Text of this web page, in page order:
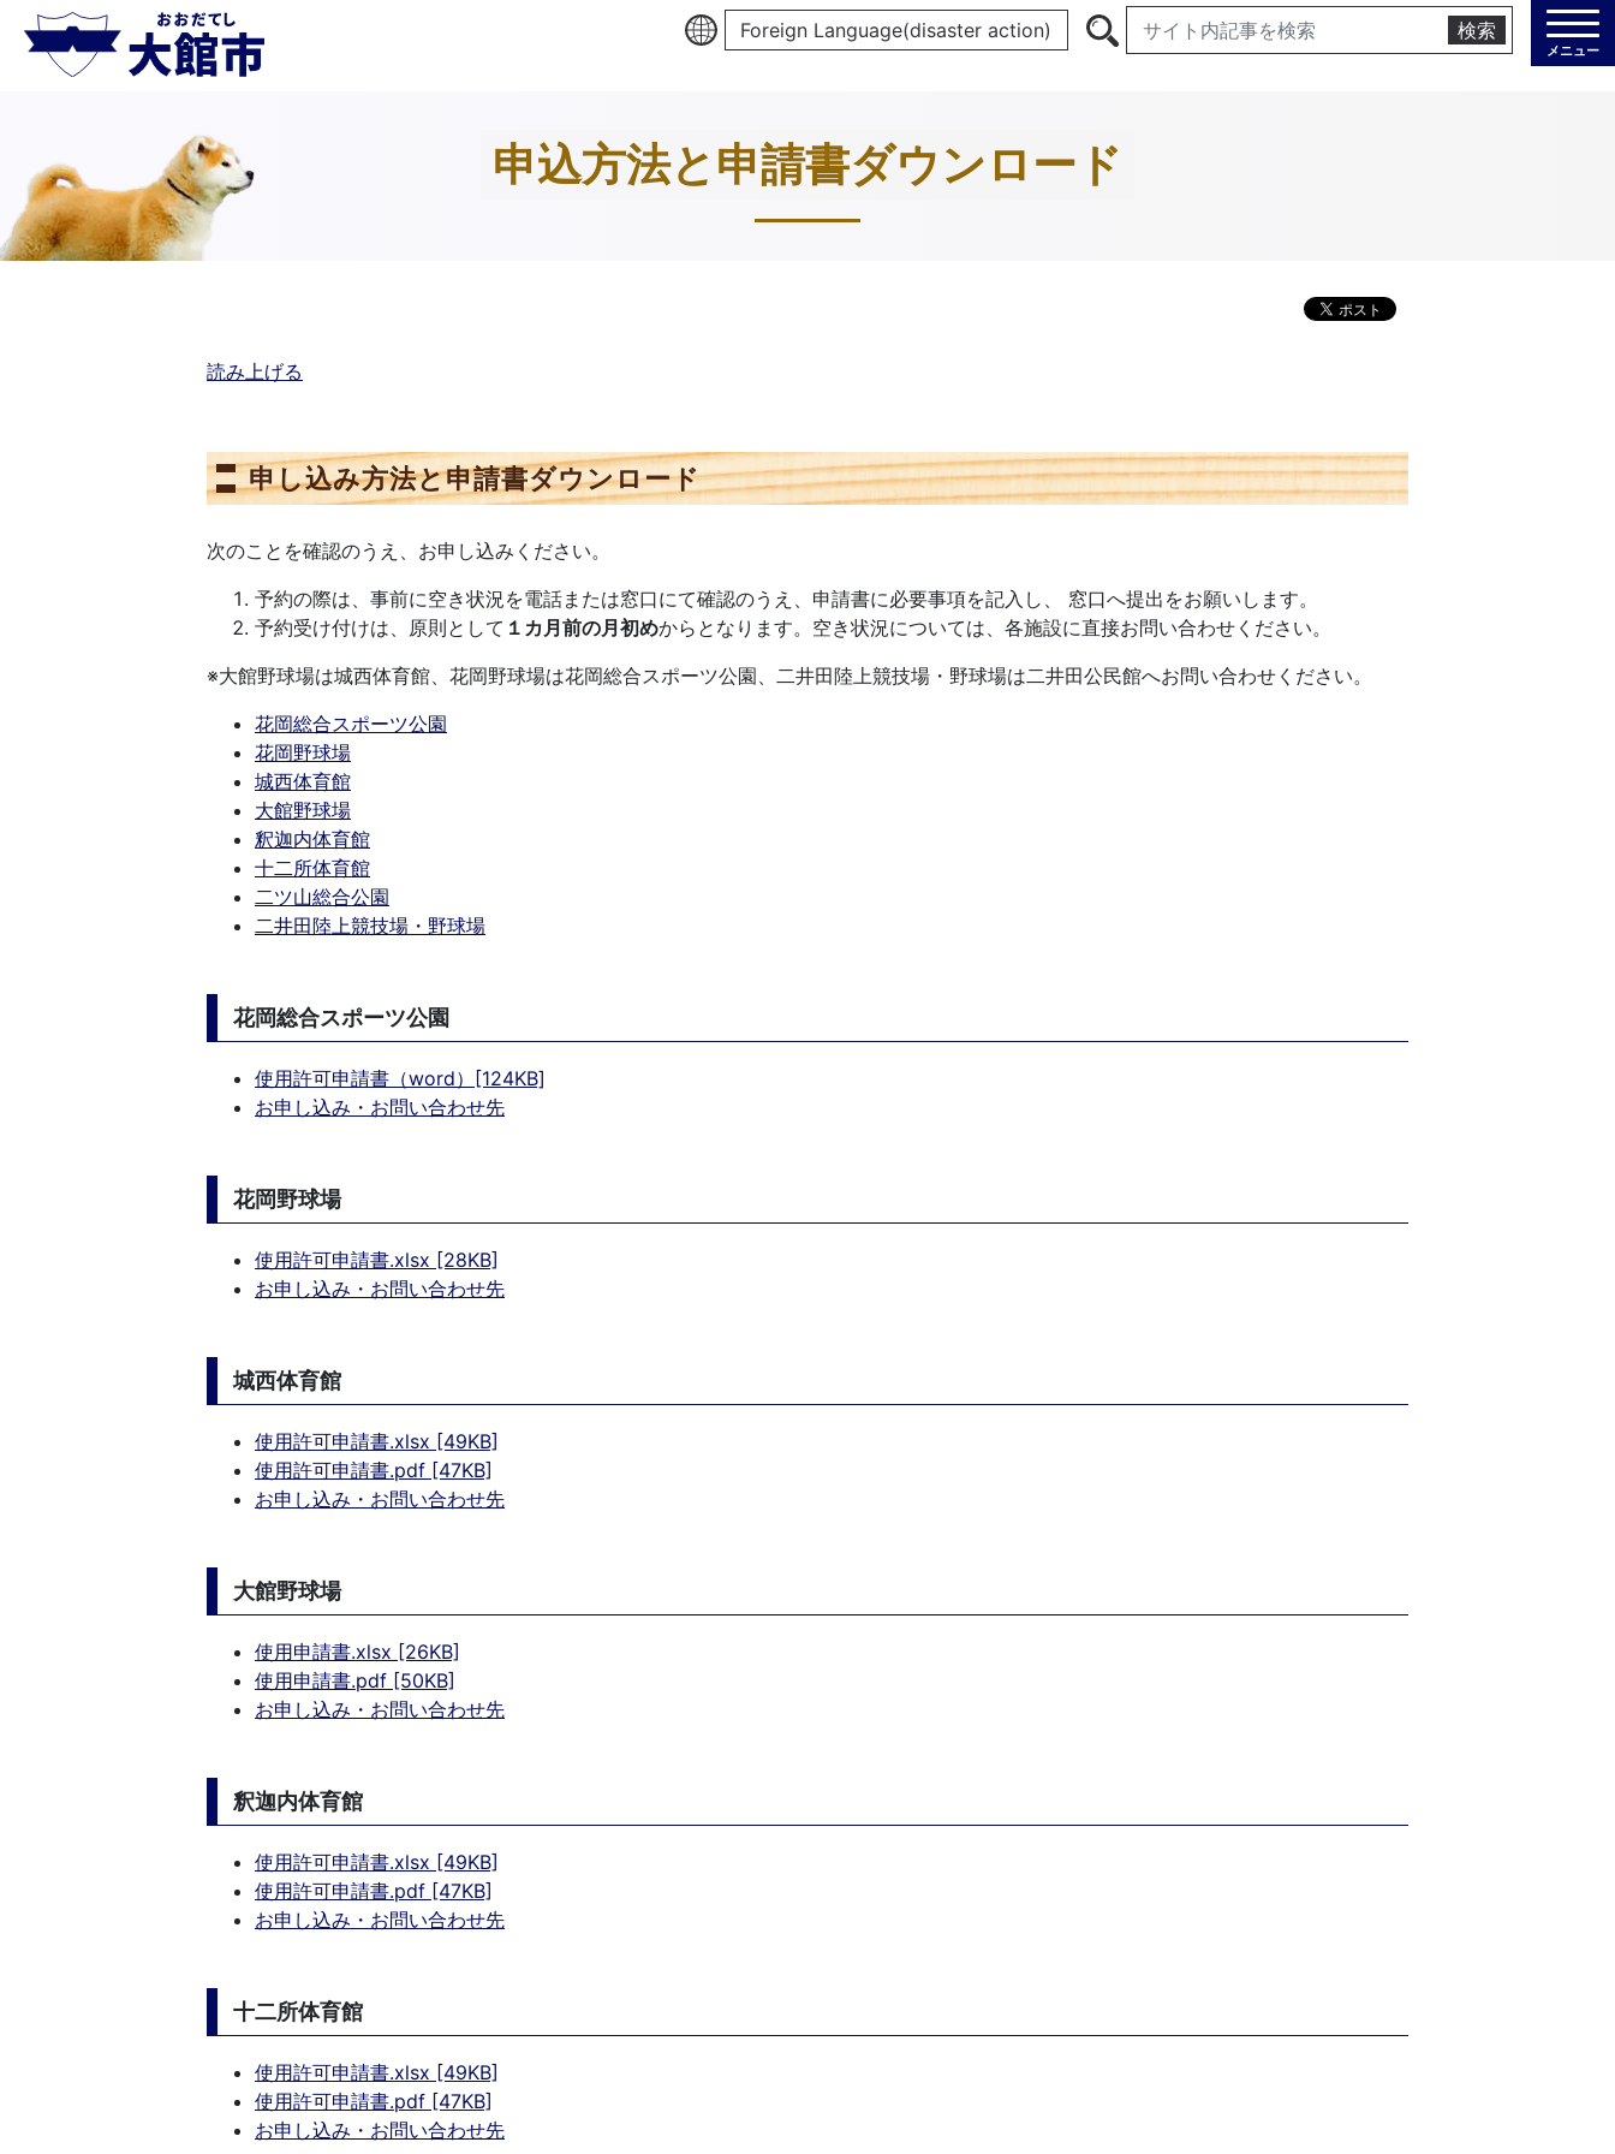
Foreign Language(disaster action) 検索
メニュー
申込方法と申請書ダウンロード
読み上げる
申し込み方法と申請書ダウンロード
次のことを確認のうえ、お申し込みください。
予約の際は、事前に空き状況を電話または窓口にて確認のうえ、申請書に必要事項を記入し、 窓口へ提出をお願いします。
予約受け付けは、原則として １カ月前の月初めからとなります。空き状況については、各施設に直接お問い合わせください。
※大館野球場は城西体育館、花岡野球場は花岡総合スポーツ公園、二井田陸上競技場・野球場は二井田公民館へお問い合わせください。
花岡総合スポーツ公園
花岡野球場
城西体育館
大館野球場
釈迦内体育館
十二所体育館
二ツ山総合公園
二井田陸上競技場・野球場
花岡総合スポーツ公園
使用許可申請書（word）[124KB]
お申し込み・お問い合わせ先
花岡野球場
使用許可申請書.xlsx [28KB]
お申し込み・お問い合わせ先
城西体育館
使用許可申請書.xlsx [49KB]
使用許可申請書.pdf [47KB]
お申し込み・お問い合わせ先
大館野球場
使用申請書.xlsx [26KB]
使用申請書.pdf [50KB]
お申し込み・お問い合わせ先
釈迦内体育館
使用許可申請書.xlsx [49KB]
使用許可申請書.pdf [47KB]
お申し込み・お問い合わせ先
十二所体育館
使用許可申請書.xlsx [49KB]
使用許可申請書.pdf [47KB]
お申し込み・お問い合わせ先